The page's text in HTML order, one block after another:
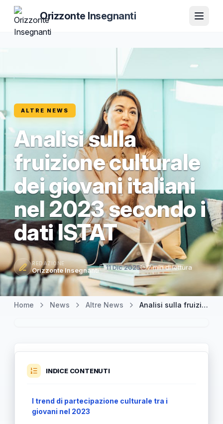
Orizzonte Insegnanti
ALTRE NEWS
Analisi sulla
fruizione culturale
dei giovani italiani
nel 2023 secondo i
dati ISTAT
REDAZIONE
Orizzonte Insegnanti 11 Dic 2025 7 min di lettura
Home News Altre News Analisi sulla fruizione culturale dei giovani italiani nel 2023 secondo i dati ISTAT
INDICE CONTENUTI
I trend di partecipazione culturale tra i
giovani nel 2023